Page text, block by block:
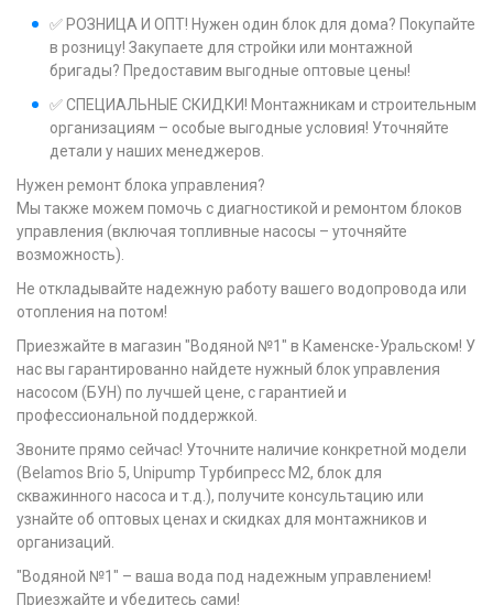
✅ РОЗНИЦА И ОПТ! Нужен один блок для дома? Покупайте
в розницу! Закупаете для стройки или монтажной
бригады? Предоставим выгодные оптовые цены!
✅ СПЕЦИАЛЬНЫЕ СКИДКИ! Монтажникам и строительным
организациям – особые выгодные условия! Уточняйте
детали у наших менеджеров.
Нужен ремонт блока управления?
Мы также можем помочь с диагностикой и ремонтом блоков
управления (включая топливные насосы – уточняйте
возможность).
Не откладывайте надежную работу вашего водопровода или
отопления на потом!
Приезжайте в магазин "Водяной №1" в Каменске-Уральском! У
нас вы гарантированно найдете нужный блок управления
насосом (БУН) по лучшей цене, с гарантией и
профессиональной поддержкой.
Звоните прямо сейчас! Уточните наличие конкретной модели
(Belamos Brio 5, Unipump Турбипресс М2, блок для
скважинного насоса и т.д.), получите консультацию или
узнайте об оптовых ценах и скидках для монтажников и
организаций.
"Водяной №1" – ваша вода под надежным управлением!
Приезжайте и убедитесь сами!